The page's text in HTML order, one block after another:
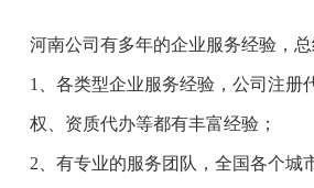
河南公司有多年的企业服务经验，总
1、各类型企业服务经验，公司注册
权、资质代办等都有丰富经验；
2、有专业的服务团队，全国各个城